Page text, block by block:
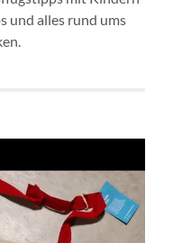
und alles rund ums